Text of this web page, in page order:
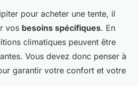
pour acheter une tente, il
vos besoins spécifiques. En
climatiques peuvent être
Vous devez donc penser à
garantir votre confort et votre